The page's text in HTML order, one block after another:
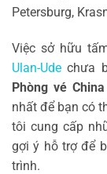
Petersburg,
Việc sở hữu
Ulan-Ude chưa
Phòng vé
nhất để bạn có
tôi cung cấp
gợi ý hỗ trợ để
trình.